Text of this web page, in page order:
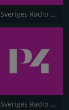
Sveriges Radio P4 Göteborg
Sveriges Radio P4 Väst